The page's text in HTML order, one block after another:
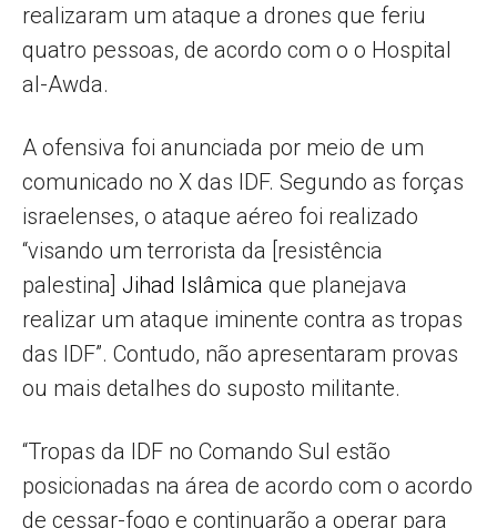
realizaram um ataque a drones que feriu
quatro pessoas, de acordo com o o Hospital
al-Awda.
A ofensiva foi anunciada por meio de um
comunicado no X das IDF. Segundo as forças
israelenses, o ataque aéreo foi realizado
“visando um terrorista da [resistência
palestina] Jihad Islâmica que planejava
realizar um ataque iminente contra as tropas
das IDF”. Contudo, não apresentaram provas
ou mais detalhes do suposto militante.
“Tropas da IDF no Comando Sul estão
posicionadas na área de acordo com o acordo
de cessar-fogo e continuarão a operar para